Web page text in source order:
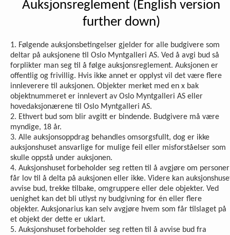
Auksjonsreglement (English version
further down)
1. Følgende auksjonsbetingelser gjelder for alle budgivere som
deltar på auksjonene til Oslo Myntgalleri AS. Ved å avgi bud så
forplikter man seg til å følge auksjonsreglement. Auksjonen er
offentlig og frivillig. Hvis ikke annet er opplyst vil det være flere
innleverere til auksjonen. Objekter merket med en x bak
objektnummeret er innlevert av Oslo Myntgalleri AS eller
hovedaksjonærene til Oslo Myntgalleri AS.
2. Ethvert bud som blir avgitt er bindende. Budgivere må være
myndige, 18 år.
3. Alle auksjonsoppdrag behandles omsorgsfullt, dog er ikke
auksjonshuset ansvarlige for mulige feil eller misforståelser som
skulle oppstå under auksjonen.
4. Auksjonshuset forbeholder seg retten til å avgjøre om personer
får lov til å delta på auksjonen eller ikke. Videre kan
avvise bud, trekke tilbake, omgruppere eller dele objekter. Ved
uenighet kan det bli utlyst ny budgivning for én eller flere
objekter. Auksjonarius kan selv avgjøre hvem som får tilslaget på
et objekt der dette er uklart.
5. Auksjonshuset forbeholder seg retten til å avvise bud fra